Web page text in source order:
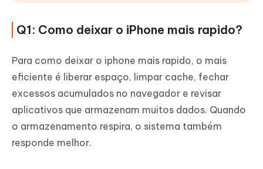
Q1: Como deixar o iPhone mais rapido?
Para como deixar o iphone mais rapido, o mais
eficiente é liberar espaço, limpar cache, fechar
excessos acumulados no navegador e revisar
aplicativos que armazenam muitos dados. Quando
o armazenamento respira, o sistema também
responde melhor.